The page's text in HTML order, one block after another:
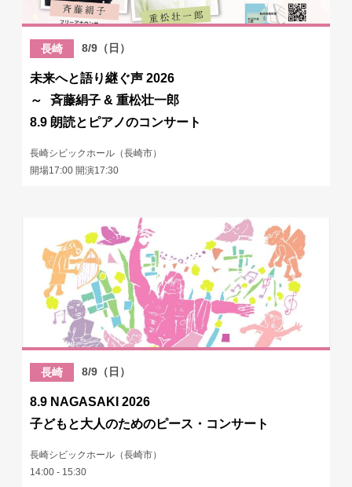
長崎 8/9（日）
未来へと語り継ぐ声 2026
～ 斉藤絹子 & 重松壮一郎
8.9 朗読とピアノのコンサート
長崎シビックホール（長崎市）
開場17:00 開演17:30
長崎 8/9（日）
8.9 NAGASAKI 2026
子どもと大人のためのピース・コンサート
長崎シビックホール（長崎市）
14:00 - 15:30